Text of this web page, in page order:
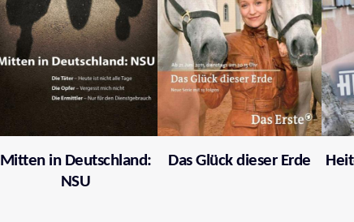
Mitten in Deutschland:
NSU
Das Glück dieser Erde